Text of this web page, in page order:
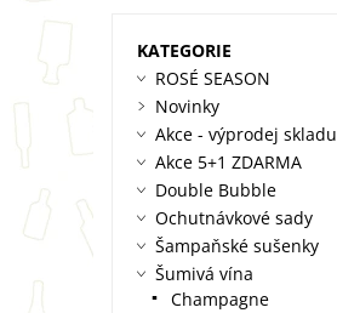
KATEGORIE
ROSÉ SEASON
Novinky
Akce - výprodej skladu
Akce 5+1 ZDARMA
Double Bubble
Ochutnávkové sady
Šampaňské sušenky
Šumivá vína
Champagne